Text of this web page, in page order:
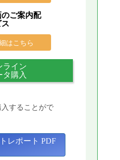
ご案内配
はこちら
ライン
タ購入
することがで
レポート PDF